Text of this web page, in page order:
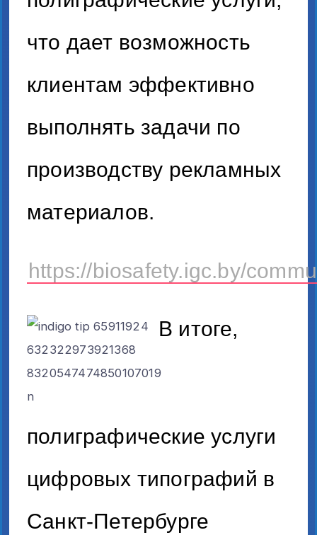
что дает возможность
клиентам эффективно
выполнять задачи по
производству рекламных
материалов.
https://biosafety.igc.by/
В итоге,
полиграфические услуги
цифровых типографий в
Санкт-Петербурге